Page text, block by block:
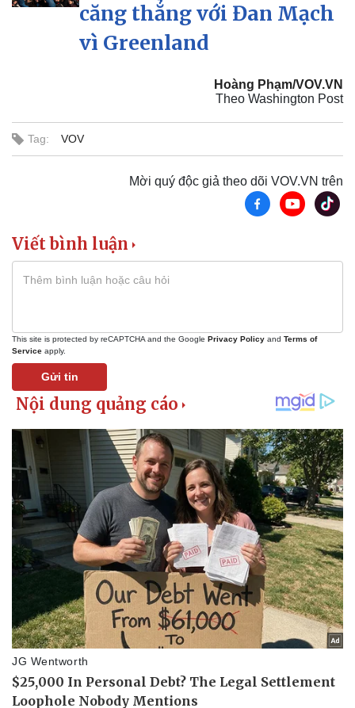
Sành điệu
Tin Công nghệ
Dinh dưỡng - món ngon
căng thẳng với Đan Mạch
vì Greenland
Hoàng Phạm/VOV.VN
Theo Washington Post
Tag: VOV
Mời quý độc giả theo dõi VOV.VN trên
Viết bình luận
This site is protected by reCAPTCHA and the Google Privacy Policy and Terms of
Service apply.
Gửi tin